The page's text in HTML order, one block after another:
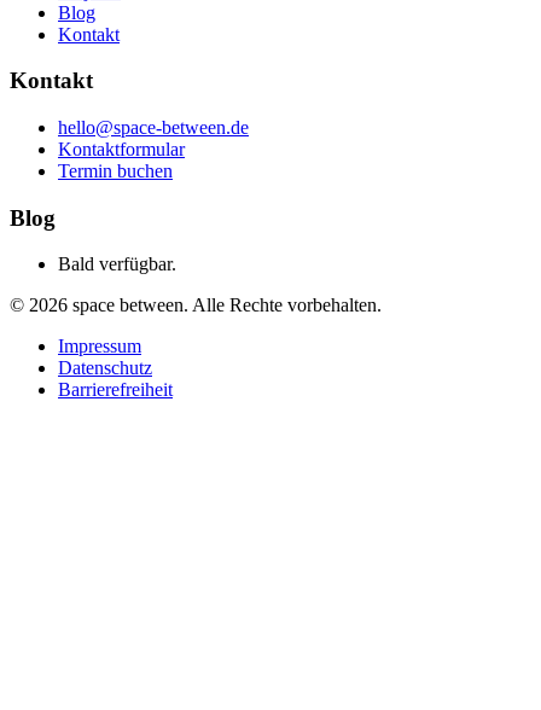
Blog
Kontakt
Kontakt
hello@space-between.de
Kontaktformular
Termin buchen
Blog
Bald verfügbar.
© 2026 space between. Alle Rechte vorbehalten.
Impressum
Datenschutz
Barrierefreiheit